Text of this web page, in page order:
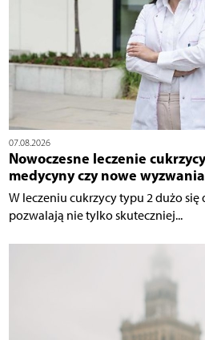
07.08.2026
Nowoczesne leczenie
medycyny czy nowe
W leczeniu cukrzycy typu 2 dużo się
pozwalają nie tylko skuteczniej...